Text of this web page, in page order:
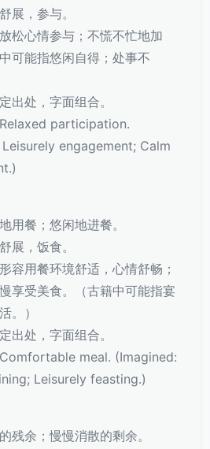
展，参与。
松心情参与；不慌不忙地加
可能指悠闲自得；处事不
出处，字面组合。
participation.
engagement; Calm
用餐；悠闲地进餐。
展，饭食。
容用餐环境舒适，心情舒畅；
享受美食。（古籍中可能指宴
。）
出处，字面组合。
meal. (Imagined:
Leisurely feasting.)
残余；慢慢消散的剩余。